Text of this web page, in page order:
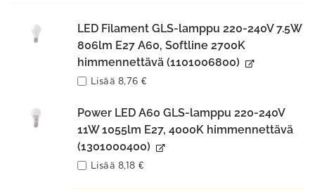
LED Filament GLS-lamppu 220-240V 7.5W
806lm E27 A60, Softline 2700K
himmennettävä (1101006800)
Lisää 8,76 €
Power LED A60 GLS-lamppu 220-240V
11W 1055lm E27, 4000K himmennettävä
(1301000400)
Lisää 8,18 €